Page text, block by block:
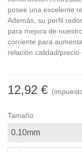
posee una excelente
Además, su perfil
para mejora de
corriente para
relación calidad/precio
12,92 €
Tamaño: